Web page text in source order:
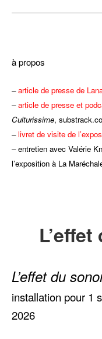
à propos
–article de presse de
–article de presse et
Culturissime,
–livret de visite de
– entretien avec Valérie
l’exposition à La
L’effet du
installation pour 1
2026